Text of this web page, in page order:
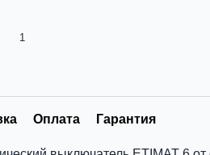
1
Оплата Гарантия